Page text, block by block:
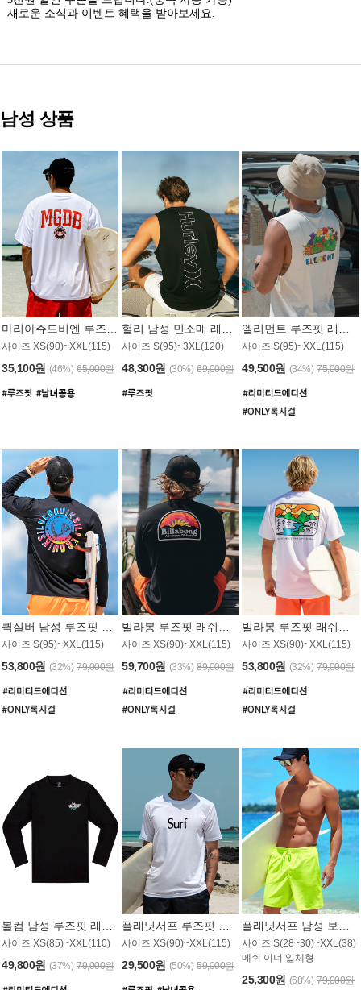
지금 설치하고 추가 할인 받아 가세요.
남성 상품
사이즈 XS(90)~XXL(115)
35,100원 (46%) 65,000원
사이즈 S(95)~3XL(120)
48,300원 (30%) 69,000원
사이즈 S(95)~XXL(115)
49,500원 (34%) 75,000원
사이즈 S(95)~XXL(115)
53,800원 (32%) 79,000원
사이즈 XS(90)~XXL(115)
59,700원 (33%) 89,000원
사이즈 XS(90)~XXL(115)
53,800원 (32%) 79,000원
사이즈 XS(85)~XXL(110)
49,800원 (37%) 79,000원
사이즈 XS(90)~XXL(115)
29,500원 (50%) 59,000원
사이즈 S(28~30)~XXL(38)
메쉬 이너 일체형
25,300원 (68%) 79,000원